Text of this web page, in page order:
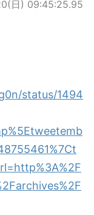
日) 09:45:25.95
status/1494